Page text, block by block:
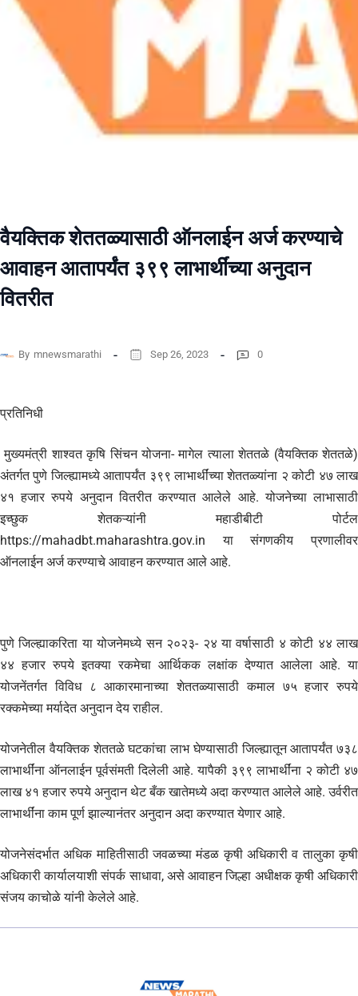
वैयक्तिक शेततळ्यासाठी ऑनलाईन अर्ज करण्याचे
आवाहन आतापर्यंत ३९९ लाभार्थींच्या अनुदान
वितरीत
By mnewsmarathi Sep 26, 2023 0
प्रतिनिधी
मुख्यमंत्री शाश्वत कृषि सिंचन योजना- मागेल त्याला शेततळे (वैयक्तिक शेततळे)
अंतर्गत पुणे जिल्ह्यामध्ये आतापर्यंत ३९९ लाभार्थींच्या शेततळ्यांना २ कोटी ४७ लाख
४१ हजार रुपये अनुदान वितरीत करण्यात आलेले आहे. योजनेच्या लाभासाठी
इच्छुक शेतकऱ्यांनी महाडीबीटी पोर्टल
https://mahadbt.maharashtra.gov.in या संगणकीय प्रणालीवर
ऑनलाईन अर्ज करण्याचे आवाहन करण्यात आले आहे.
पुणे जिल्ह्याकरिता या योजनेमध्ये सन २०२३- २४ या वर्षासाठी ४ कोटी ४४ लाख
४४ हजार रुपये इतक्या रकमेचा आर्थिकक लक्षांक देण्यात आलेला आहे. या
योजनेंतर्गत विविध ८ आकारमानाच्या शेततळ्यासाठी कमाल ७५ हजार रुपये
रक्कमेच्या मर्यादेत अनुदान देय राहील.
योजनेतील वैयक्तिक शेततळे घटकांचा लाभ घेण्यासाठी जिल्ह्यातून आतापर्यंत ७३८
लाभार्थींना ऑनलाईन पूर्वसंमती दिलेली आहे. यापैकी ३९९ लाभार्थींना २ कोटी ४७
लाख ४१ हजार रुपये अनुदान थेट बँक खातेमध्ये अदा करण्यात आलेले आहे. उर्वरीत
लाभार्थींना काम पूर्ण झाल्यानंतर अनुदान अदा करण्यात येणार आहे.
योजनेसंदर्भात अधिक माहितीसाठी जवळच्या मंडळ कृषी अधिकारी व तालुका कृषी
अधिकारी कार्यालयाशी संपर्क साधावा, असे आवाहन जिल्हा अधीक्षक कृषी अधिकारी
संजय काचोळे यांनी केलेले आहे.